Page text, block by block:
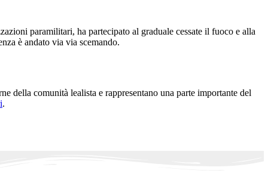
paramilitari, ha partecipato al graduale cessate il fuoco e alla
è andato via via scemando.
comunità lealista e rappresentano una parte importante del
.